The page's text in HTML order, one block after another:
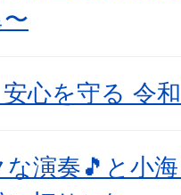
心を守る 令
演奏🎵と小